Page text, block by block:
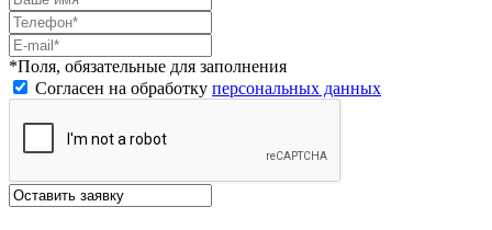
*Поля, обязательные для заполнения
Согласен на обработку персональных данных